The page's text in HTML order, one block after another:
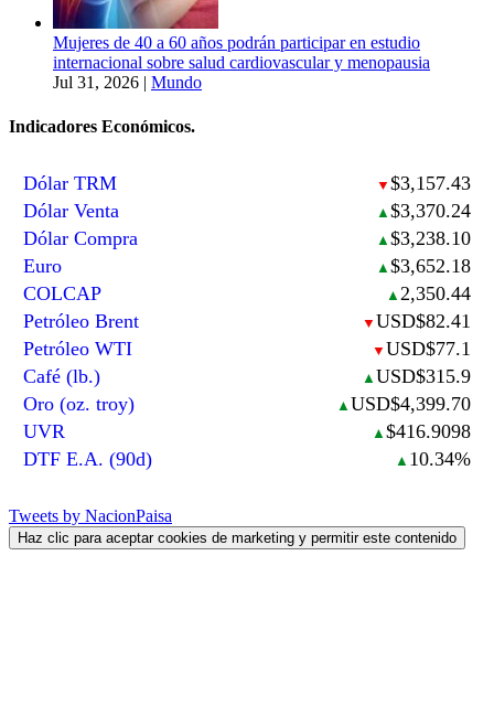
Mujeres de 40 a 60 años podrán participar en estudio
internacional sobre salud cardiovascular y menopausia
Jul 31, 2026 | Mundo
Indicadores Económicos.
Dólar TRM ▼ $3,157.43
Dólar Venta
▲ $3,370.24
Dólar Compra
▲ $3,238.10
Euro
▲ $3,652.18
COLCAP
▲ 2,350.44
Petróleo Brent
▼ USD$82.41
Petróleo WTI
▼ USD$77.1
Café (lb.)
▲ USD$315.9
Oro (oz. troy)
▲ USD$4,399.70
UVR
▲ $416.9098
DTF E.A. (90d)
▲ 10.34%
Tweets by NacionPaisa
Haz clic para aceptar cookies de marketing y permitir este contenido